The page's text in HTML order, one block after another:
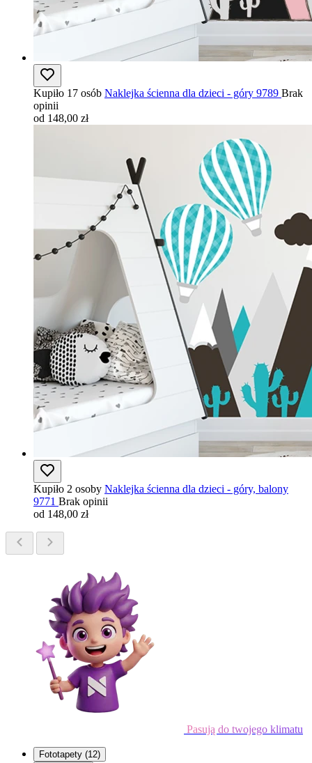
Kupiło 17 osób Naklejka ścienna dla dzieci - góry 9789 Brak
opinii
od 148,00 zł
Kupiło 2 osoby Naklejka ścienna dla dzieci - góry, balony
9771 Brak opinii
od 148,00 zł
Pasują do twojego klimatu
Fototapety (12)